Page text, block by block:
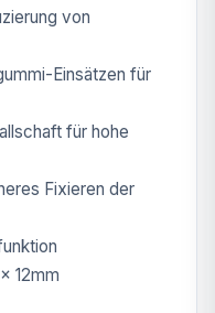
von
Einsätzen für
für hohe
Fixieren der
12mm